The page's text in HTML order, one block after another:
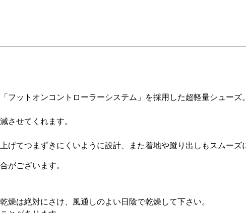
フットオンコントローラーシステム」を採用した超軽量シューズ。
させてくれます。
げてつまずきにくいように設計、また着地や蹴り出しもスムーズ
がございます。
燥は絶対にさけ、風通しのよい日陰で乾燥して下さい。